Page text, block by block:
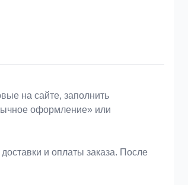
на сайте, заполнить
оформление» или
и оплаты заказа. После